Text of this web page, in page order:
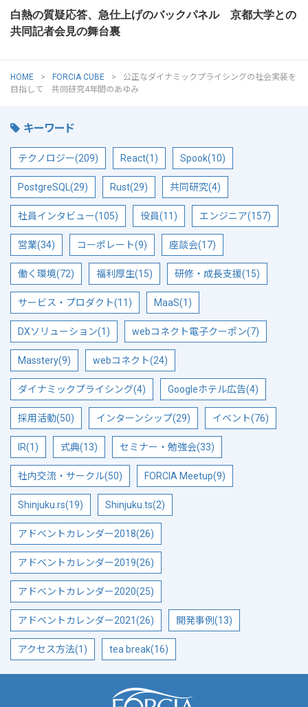
白熱の質疑応答、急仕上げのバックパネル 京都大学との
共同記者会見の舞台裏
HOME FORCIA CUBE
公正なダイナミックプライシングの社会実装を
目指して 共同研究4年間のあゆみ
キーワード
テクノロジー(209) React(1) Spook(10)
PostgreSQL(29) Rust(29) 共同研究(4)
社員インタビュー(105) 役員(11) エンジニア(157)
営業(34) コーポレート(9) 座談会(17)
働く環境(72) 福利厚生(15) 研修・成長支援(15)
サービス・プロダクト(11) MaaS(1)
DXソリューション(1) webコネクト電子クーポン(7)
Masstery(9) webコネクト(24)
ダイナミックプライシング(4) Googleホテル広告(4)
採用活動(50) インターンシップ(29) イベント(76)
IR(1) 式典(13) セミナー・勉強会(33)
社内交流・サークル(50) FORCIA Meetup(9)
Shinjuku.rs(19) Shinjuku.ts(2)
アドベントカレンダー2018(26)
アドベントカレンダー2019(26)
アドベントカレンダー2020(25)
アドベントカレンダー2021(26) 開発事例(13)
アクセス方法(1) tea break(16)